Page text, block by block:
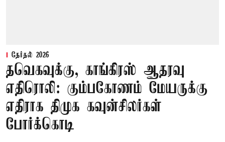
தேர்தல் 2026
தவெகவுக்கு, காங்கிரஸ் ஆதரவு
எதிரொலி: கும்பகோணம் மேயருக்கு
எதிராக திமுக கவுன்சிலர்கள்
போர்க்கொடி